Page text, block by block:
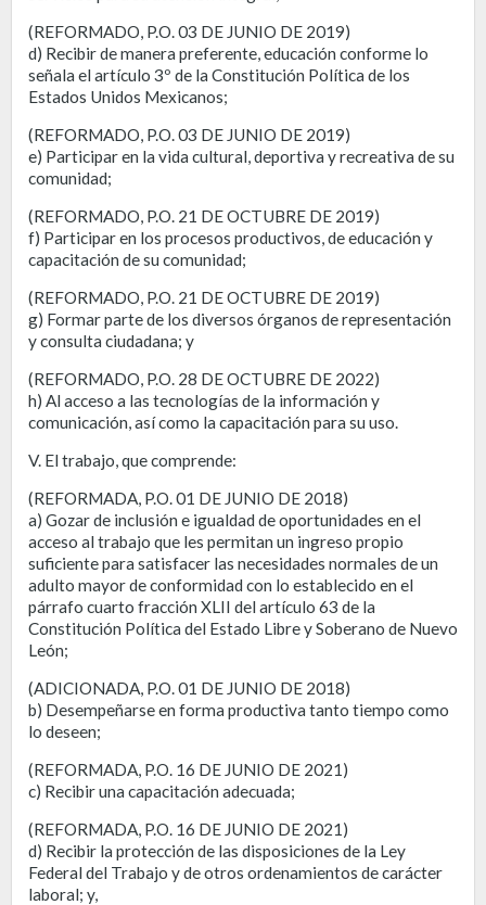
(REFORMADO, P.O. 03 DE JUNIO DE 2019)
d) Recibir de manera preferente, educación conforme lo
señala el artículo 3º de la Constitución Política de los
Estados Unidos Mexicanos;
(REFORMADO, P.O. 03 DE JUNIO DE 2019)
e) Participar en la vida cultural, deportiva y recreativa de su
comunidad;
(REFORMADO, P.O. 21 DE OCTUBRE DE 2019)
f) Participar en los procesos productivos, de educación y
capacitación de su comunidad;
(REFORMADO, P.O. 21 DE OCTUBRE DE 2019)
g) Formar parte de los diversos órganos de representación
y consulta ciudadana; y
(REFORMADO, P.O. 28 DE OCTUBRE DE 2022)
h) Al acceso a las tecnologías de la información y
comunicación, así como la capacitación para su uso.
V. El trabajo, que comprende:
(REFORMADA, P.O. 01 DE JUNIO DE 2018)
a) Gozar de inclusión e igualdad de oportunidades en el
acceso al trabajo que les permitan un ingreso propio
suficiente para satisfacer las necesidades normales de un
adulto mayor de conformidad con lo establecido en el
párrafo cuarto fracción XLII del artículo 63 de la
Constitución Política del Estado Libre y Soberano de Nuevo
León;
(ADICIONADA, P.O. 01 DE JUNIO DE 2018)
b) Desempeñarse en forma productiva tanto tiempo como
lo deseen;
(REFORMADA, P.O. 16 DE JUNIO DE 2021)
c) Recibir una capacitación adecuada;
(REFORMADA, P.O. 16 DE JUNIO DE 2021)
d) Recibir la protección de las disposiciones de la Ley
Federal del Trabajo y de otros ordenamientos de carácter
laboral; y,